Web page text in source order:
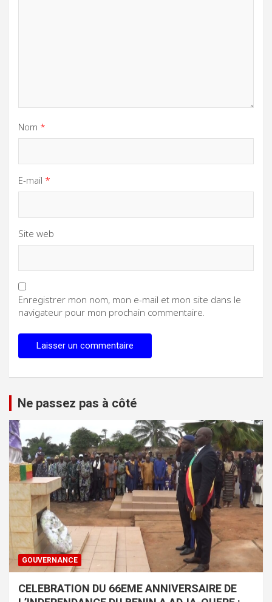
Nom *
E-mail *
Site web
Enregistrer mon nom, mon e-mail et mon site dans le
navigateur pour mon prochain commentaire.
Ne passez pas à côté
GOUVERNANCE
CELEBRATION DU 66EME ANNIVERSAIRE DE